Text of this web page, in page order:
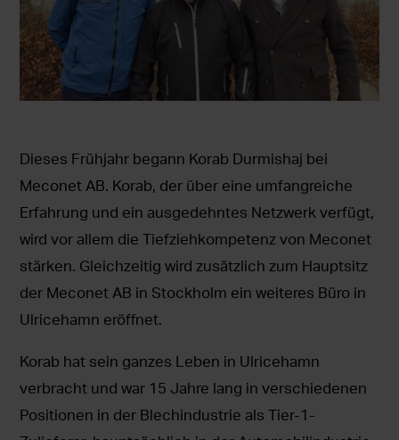
Dieses Frühjahr begann Korab Durmishaj bei
Meconet AB. Korab, der über eine umfangreiche
Erfahrung und ein ausgedehntes Netzwerk verfügt,
wird vor allem die Tiefziehkompetenz von Meconet
stärken. Gleichzeitig wird zusätzlich zum Hauptsitz
der Meconet AB in Stockholm ein weiteres Büro in
Ulricehamn eröffnet.
Korab hat sein ganzes Leben in Ulricehamn
verbracht und war 15 Jahre lang in verschiedenen
Positionen in der Blechindustrie als Tier-1-